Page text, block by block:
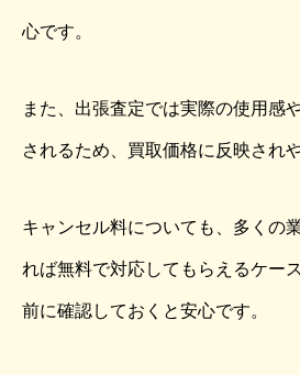
心です。
また、出張査定では実際の使用感
されるため、買取価格に反映され
キャンセル料についても、多くの
れば無料で対応してもらえるケー
前に確認しておくと安心です。